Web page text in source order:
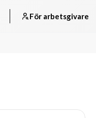
För arbetsgivare